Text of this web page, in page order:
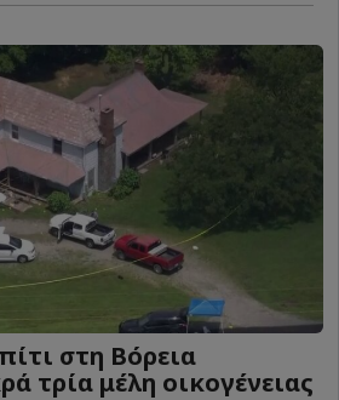
στη Βόρεια
τρία μέλη οικογένειας